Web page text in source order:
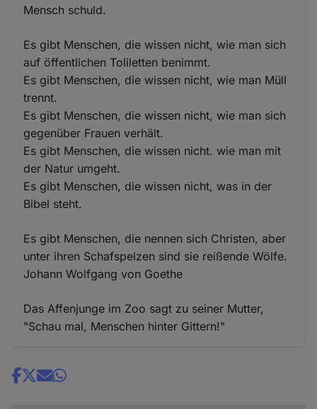
Mensch schuld.
Es gibt Menschen, die wissen nicht, wie man sich
auf öffentlichen Toliletten benimmt.
Es gibt Menschen, die wissen nicht, wie man Müll
trennt.
Es gibt Menschen, die wissen nicht, wie man sich
gegenüber Frauen verhält.
Es gibt Menschen, die wissen nicht. wie man mit
der Natur umgeht.
Es gibt Menschen, die wissen nicht, was in der
Bibel steht.
Es gibt Menschen, die nennen sich Christen, aber
unter ihren Schafspelzen sind sie reißende Wölfe.
Johann Wolfgang von Goethe
Das Affenjunge im Zoo sagt zu seiner Mutter,
"Schau mal, Menschen hinter Gittern!"
Share